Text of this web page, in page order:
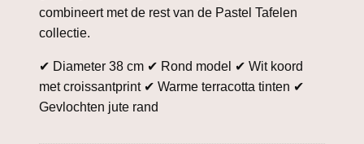
combineert met de rest van de Pastel Tafelen
collectie.
✔ Diameter 38 cm ✔ Rond model ✔ Wit koord
met croissantprint ✔ Warme terracotta tinten ✔
Gevlochten jute rand